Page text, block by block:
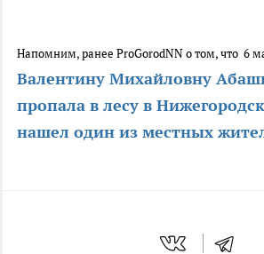
Напомним, ранее ProGorodNN о том, что 6
Валентину Михайловну
пропала в лесу в
нашел один из местных